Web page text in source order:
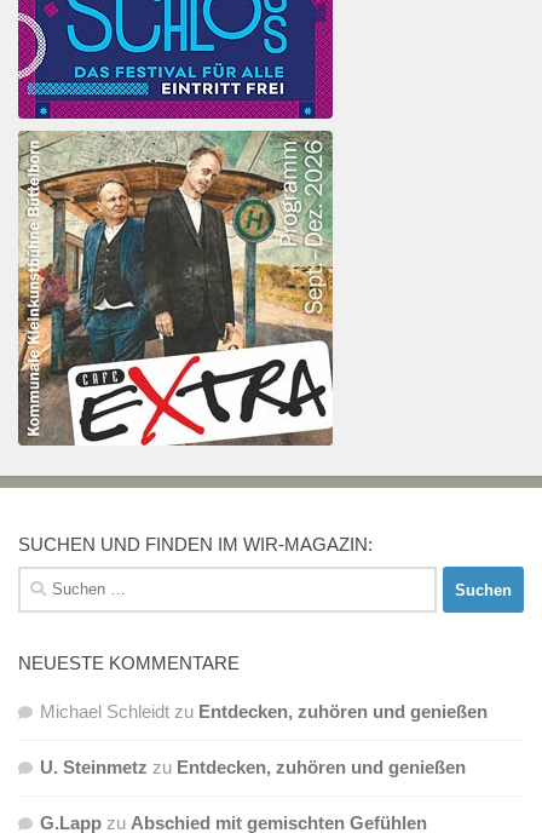
SUCHEN UND FINDEN IM WIR-MAGAZIN:
Suchen
nach:
NEUESTE KOMMENTARE
Michael Schleidt zu Entdecken, zuhören und genießen
U. Steinmetz zu Entdecken, zuhören und genießen
G.Lapp zu Abschied mit gemischten Gefühlen